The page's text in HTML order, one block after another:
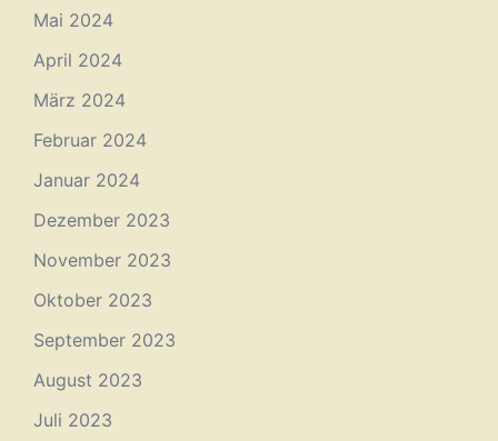
Mai 2024
April 2024
März 2024
Februar 2024
Januar 2024
Dezember 2023
November 2023
Oktober 2023
September 2023
August 2023
Juli 2023